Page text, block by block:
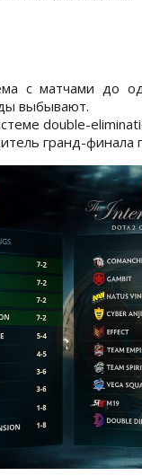
с матчами до
выбывают.
double-
гранд-финала